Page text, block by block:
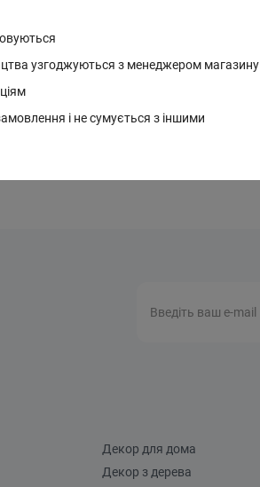
Декор для дома
Декор з дерева
узгоджуються з менеджером магазину
і не сумується з іншими